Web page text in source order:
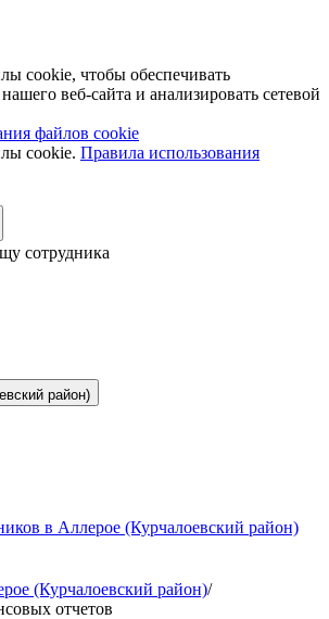
cookie, чтобы обеспечивать
веб-сайта и анализировать сетевой
файлов cookie
cookie. Правила использования
сотрудника
район)
в Аллерое (Курчалоевский район)
(Курчалоевский район)/
отчетов